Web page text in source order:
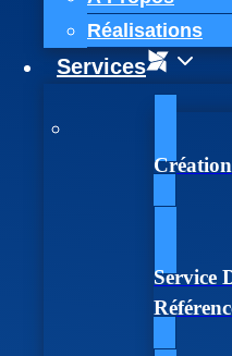
Réalisations
Services
Service